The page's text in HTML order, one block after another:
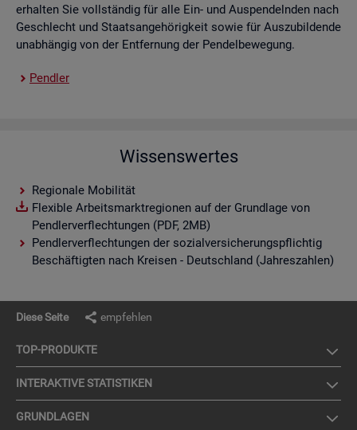
er­hal­ten Sie voll­stän­dig für alle Ein- und Aus­pen­deln­den nach
Ge­schlecht und Staats­an­ge­hö­rig­keit sowie für Aus­zu­bil­den­de
un­ab­hän­gig von der Ent­fer­nung der Pen­del­be­we­gung.
Pend­ler
Wissenswertes
Regionale Mobilität
Flexible Arbeitsmarktregionen auf der Grundlage von
Pendlerverflechtungen (PDF, 2MB)
Pendlerverflechtungen der sozialversicherungspflichtig
Beschäftigten nach Kreisen - Deutschland (Jahreszahlen)
Diese Seite empfehlen
TOP-PRO­DUK­TE
IN­TER­AK­TI­VE STA­TIS­TI­KEN
GRUND­LA­GEN